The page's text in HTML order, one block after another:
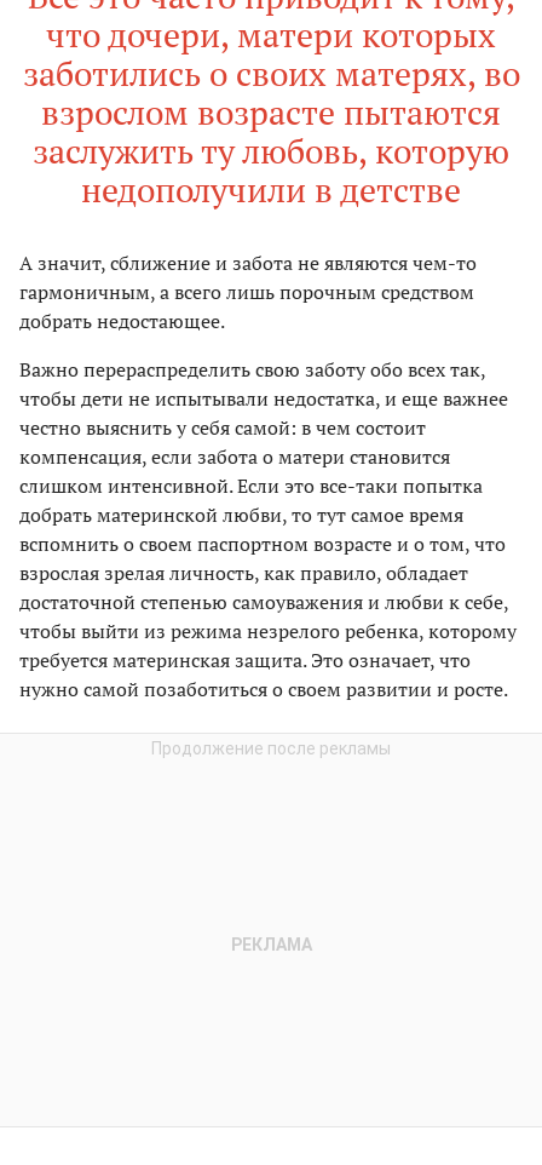
что дочери, матери которых
заботились о своих матерях, во
взрослом возрасте пытаются
заслужить ту любовь, которую
недополучили в детстве
А значит, сближение и забота не являются чем-то
гармоничным, а всего лишь порочным средством
добрать недостающее.
Важно перераспределить свою заботу обо всех так,
чтобы дети не испытывали недостатка, и еще важнее
честно выяснить у себя самой: в чем состоит
компенсация, если забота о матери становится
слишком интенсивной. Если это все-таки попытка
добрать материнской любви, то тут самое время
вспомнить о своем паспортном возрасте и о том, что
взрослая зрелая личность, как правило, обладает
достаточной степенью самоуважения и любви к себе,
чтобы выйти из режима незрелого ребенка, которому
требуется материнская защита. Это означает, что
нужно самой позаботиться о своем развитии и росте.